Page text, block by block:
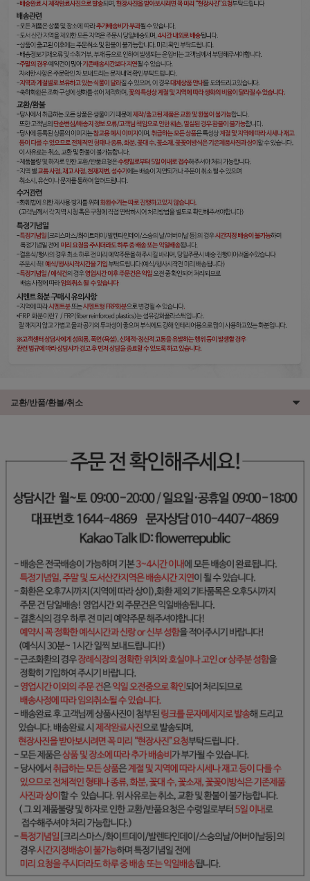
교환/반품/환불/취소